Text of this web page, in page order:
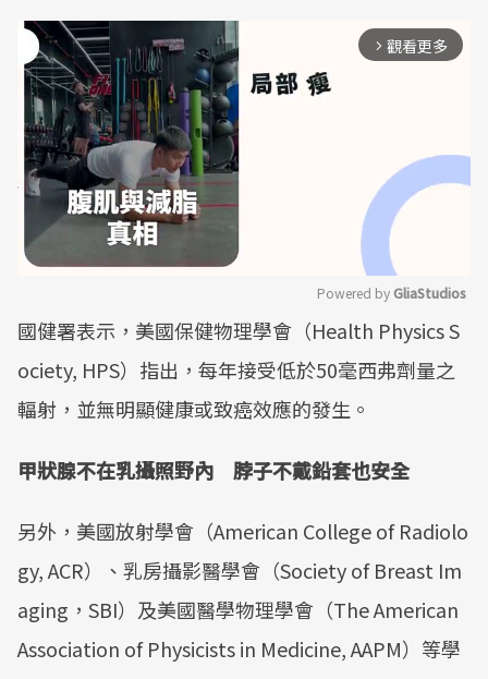
arrow_forward_ios 觀看更多
Mute
Powered by GliaStudios
國健署表示，美國保健物理學會（Health Physics S
ociety, HPS）指出，每年接受低於50毫西弗劑量之
輻射，並無明顯健康或致癌效應的發生。
甲狀腺不在乳攝照野內 脖子不戴鉛套也安全
另外，美國放射學會（American College of Radiolo
gy, ACR）、乳房攝影醫學會（Society of Breast Im
aging，SBI）及美國醫學物理學會（The American
Association of Physicists in Medicine, AAPM）等學